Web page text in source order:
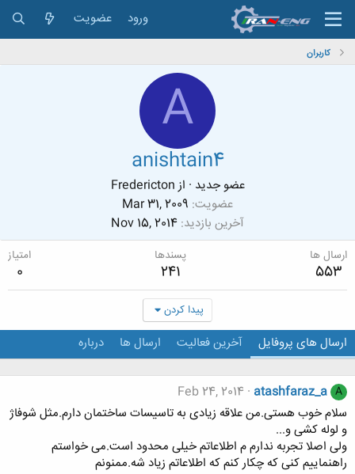
ورود عضویت
کاربران
A
anishtain4
عضو جدید · ازFredericton
عضویت Mar 31, 2009
آخرین بازدید Nov 15, 2014
ارسال ها
553
پسندها
241
امتیاز
0
پیدا کردن
ارسال های پروفایل آخرین فعالیت ارسال ها درباره
A
atashfaraz_a
Feb 24, 2014
سلام خوب هستی.من علاقه زیادی به تاسیسات ساختمان دارم.مثل شوفاژ
و لوله کشی و...
ولی اصلا تجربه ندارم م اطلاعاتم خیلی محدود است.می خواستم
راهنماییم کنی که چکار کنم که اطلاعاتم زیاد شه.ممنونم